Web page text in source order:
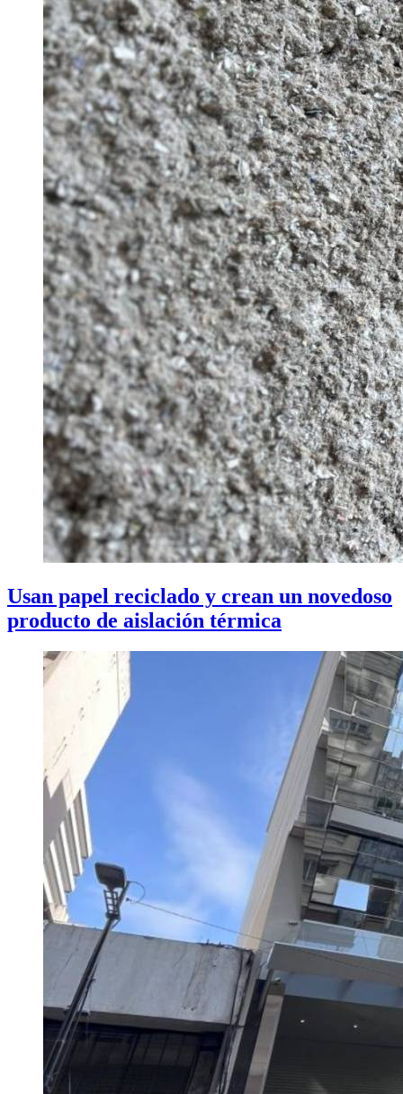
Usan papel reciclado y crean un novedoso
producto de aislación térmica